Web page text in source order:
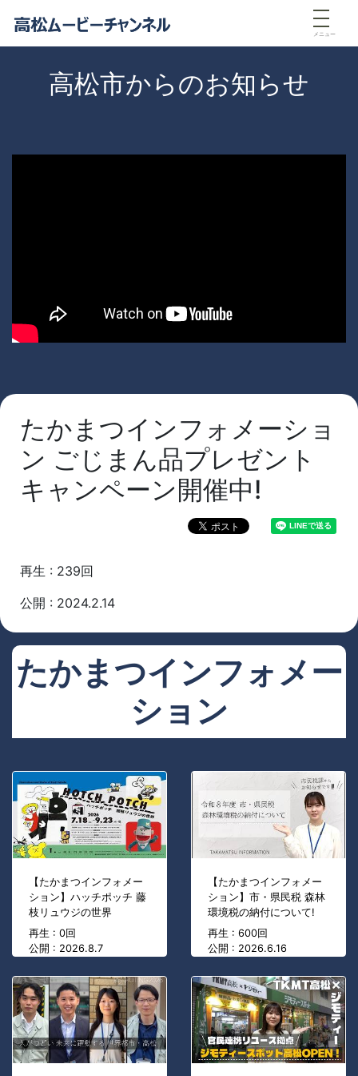
メニュー
高松市からのお知らせ
たかまつインフォメーショ
ン ごじまん品プレゼント
キャンペーン開催中!
再生 : 239回
公開 : 2024.2.14
たかまつインフォメー
ション
【たかまつインフォメー
ション】ハッチポッチ 藤
枝リュウジの世界
再生 : 0回
公開 : 2026.8.7
【たかまつインフォメー
ション】市・県民税 森林
環境税の納付について!
再生 : 600回
公開 : 2026.6.16